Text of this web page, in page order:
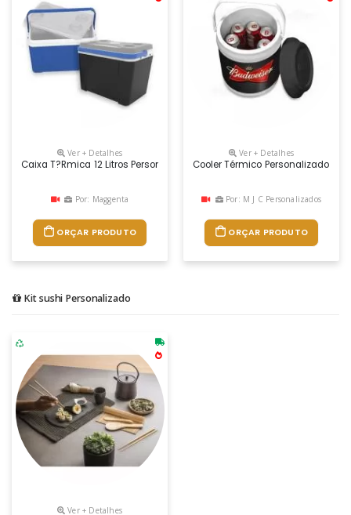
Ver + Detalhes
Caixa T?rmica 12 Litros Personalizada
Por: Maggenta
ORÇAR PRODUTO
Ver + Detalhes
Cooler Térmico Personalizado
Por: M J C Personalizados
ORÇAR PRODUTO
Kit sushi Personalizado
Ver + Detalhes